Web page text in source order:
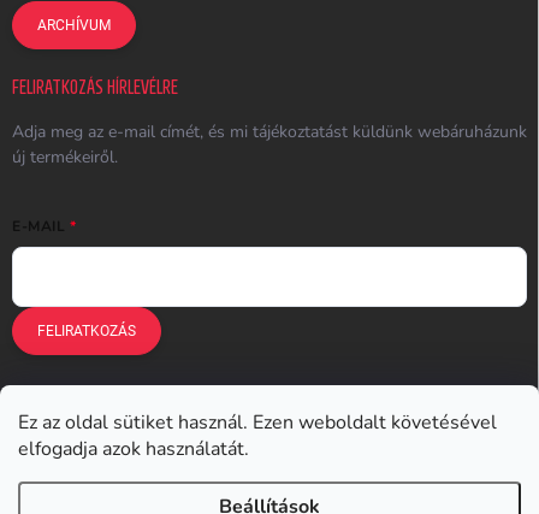
Ez az oldal sütiket használ. Ezen weboldalt követésével
elfogadja azok használatát.
Beállítások
ARCHÍVUM
FELIRATKOZÁS HÍRLEVÉLRE
Adja meg az e-mail címét, és mi tájékoztatást küldünk webáruházunk
új termékeiről.
E-MAIL
FELIRATKOZÁS
Earplugs.cz Earplugs.sk
Earplugs.at Earplugs.ro Lunesto.cz